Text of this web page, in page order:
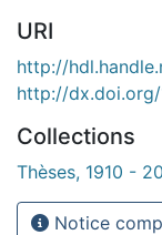
URI
http://
http://
Collections
Thèses, 1910 -
Notice